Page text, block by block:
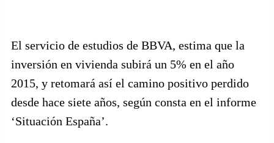
El servicio de estudios de BBVA, estima que la
inversión en vivienda subirá un 5% en el año
2015, y retomará así el camino positivo perdido
desde hace siete años, según consta en el informe
‘Situación España’.